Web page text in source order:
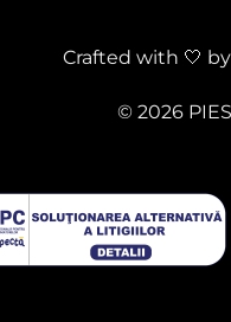
Crafted with 🤍 by
© 2026